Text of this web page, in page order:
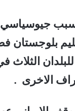
جيوسياسي
بلوجستان
للبلدان
الاخرى .